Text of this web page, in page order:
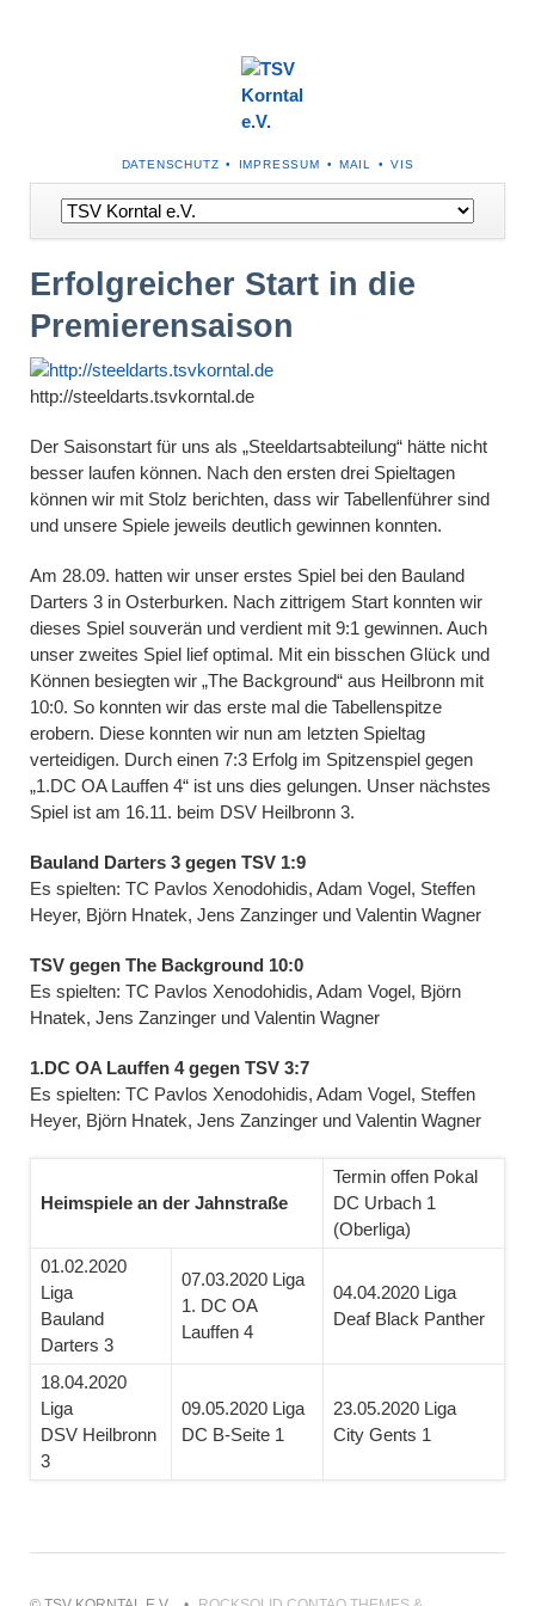
NAVIGATION
ÜBERSPRINGEN
DATENSCHUTZ IMPRESSUM MAIL VIS
Navigation
überspringen
Erfolgreicher Start in die
Premierensaison
http://steeldarts.tsvkorntal.de
Der Saisonstart für uns als „Steeldartsabteilung“ hätte nicht
besser laufen können. Nach den ersten drei Spieltagen
können wir mit Stolz berichten, dass wir Tabellenführer sind
und unsere Spiele jeweils deutlich gewinnen konnten.
Am 28.09. hatten wir unser erstes Spiel bei den Bauland
Darters 3 in Osterburken. Nach zittrigem Start konnten wir
dieses Spiel souverän und verdient mit 9:1 gewinnen. Auch
unser zweites Spiel lief optimal. Mit ein bisschen Glück und
Können besiegten wir „The Background“ aus Heilbronn mit
10:0. So konnten wir das erste mal die Tabellenspitze
erobern. Diese konnten wir nun am letzten Spieltag
verteidigen. Durch einen 7:3 Erfolg im Spitzenspiel gegen
„1.DC OA Lauffen 4“ ist uns dies gelungen. Unser nächstes
Spiel ist am 16.11. beim DSV Heilbronn 3.
Bauland Darters 3 gegen TSV 1:9
Es spielten: TC Pavlos Xenodohidis, Adam Vogel, Steffen
Heyer, Björn Hnatek, Jens Zanzinger und Valentin Wagner
TSV gegen The Background 10:0
Es spielten: TC Pavlos Xenodohidis, Adam Vogel, Björn
Hnatek, Jens Zanzinger und Valentin Wagner
1.DC OA Lauffen 4 gegen TSV 3:7
Es spielten: TC Pavlos Xenodohidis, Adam Vogel, Steffen
Heyer, Björn Hnatek, Jens Zanzinger und Valentin Wagner
Heimspiele an der Jahnstraße
Termin offen Pokal
DC Urbach 1
(Oberliga)
01.02.2020
Liga
Bauland
Darters 3
07.03.2020 Liga
1. DC OA
Lauffen 4
04.04.2020 Liga
Deaf Black Panther
18.04.2020
Liga
DSV Heilbronn
3
09.05.2020 Liga
DC B-Seite 1
23.05.2020 Liga
City Gents 1